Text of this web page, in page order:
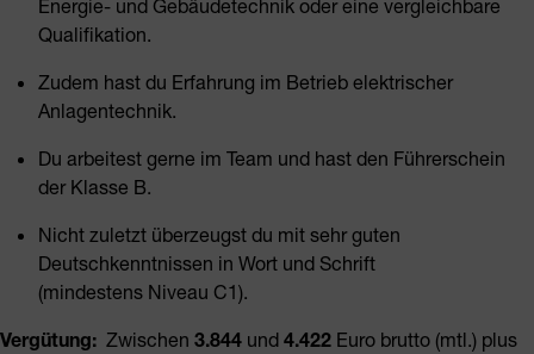
Energie- und Gebäudetechnik oder eine vergleichbare
Qualifikation.
Zudem hast du Erfahrung im Betrieb elektrischer
Anlagentechnik.
Du arbeitest gerne im Team und hast den Führerschein
der Klasse B.
Nicht zuletzt überzeugst du mit sehr guten
Deutschkenntnissen in Wort und Schrift
(mindestens Niveau C1).
Vergütung: Zwischen 3.844 und 4.422 Euro brutto (mtl.) plus